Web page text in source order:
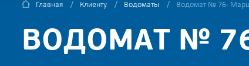
Главная Клиенту Водоматы Водомат № 76 -
ВОДОМАТ №